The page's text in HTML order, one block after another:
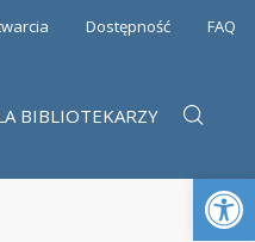
Dostępność FAQ
BIBLIOTEKARZY